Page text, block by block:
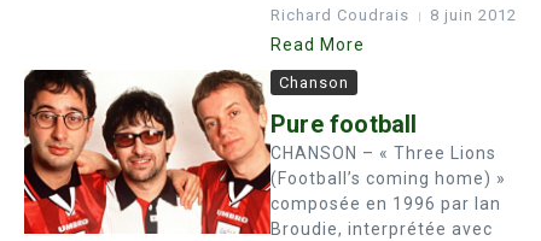
Richard Coudrais 8 juin 2012
Read More
Chanson
Pure football
CHANSON – « Three Lions
(Football’s coming home) »
composée en 1996 par Ian
Broudie, interprétée avec